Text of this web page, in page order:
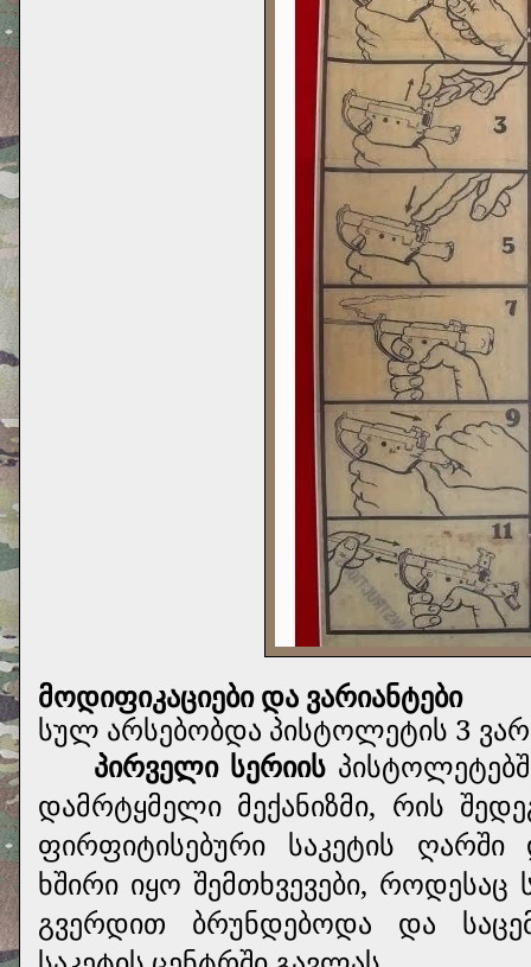
მოდიფიკაციები და ვარიანტები
სულ არსებობდა პისტოლეტის 3
პირველი სერიის
დამრტყმელი მექანიზმი, რის
ფირფიტისებური საკეტის ღარში
ხშირი იყო შემთხვევები,
გვერდით ბრუნდებოდა და